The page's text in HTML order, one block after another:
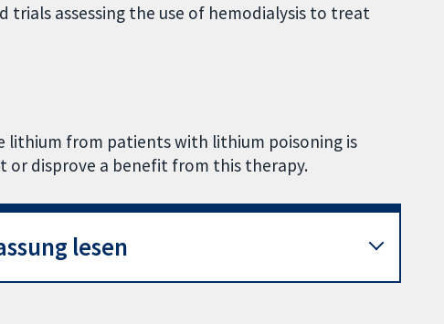
assessing the use of hemodialysis to treat
lithium from patients with lithium poisoning is
or disprove a benefit from this therapy.
lesen